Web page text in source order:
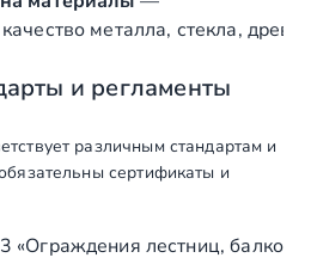
металла, стекла,
и регламенты
различным стандартам и
сертификаты и
лестниц,